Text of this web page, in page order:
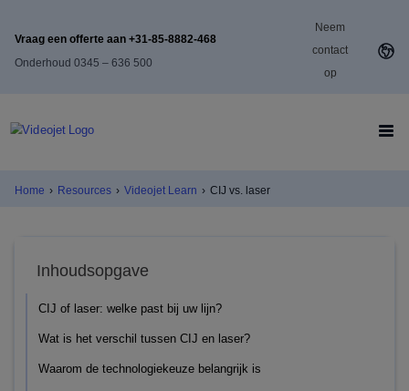
Vraag een offerte aan +31-85-8882-468
Onderhoud 0345 – 636 500
Neem
contact
op
Home › Resources › Videojet Learn › CIJ vs. laser
Inhoudsopgave
CIJ of laser: welke past bij uw lijn?
Wat is het verschil tussen CIJ en laser?
Waarom de technologiekeuze belangrijk is